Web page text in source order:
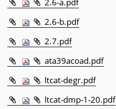
2.6-a.pdf
2.6-b.pdf
2.7.pdf
ata39acoad.pdf
ltcat-degr.pdf
ltcat-dmp-1-20.pdf